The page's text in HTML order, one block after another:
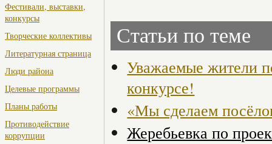
Фестивали, выставки,
конкурсы
Творческие коллективы
Литературная страница
Люди района
Целевые программы
Планы работы
Противодействие
коррупции
Статьи по теме
Уважаемые жители
конкурсе!
«Мы сделаем
Жеребьевка по